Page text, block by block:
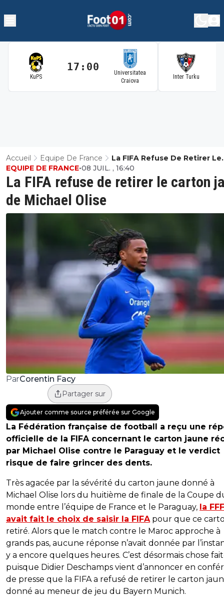
KuPS
17:00
Universitatea
Craiova
Inter Turku
Accueil Equipe De France
La FIFA Refuse De Retirer Le
Carton Jaune De Michael
La FIFA refuse de retirer le carton
de Michael Olise
EQUIPE DE FRANCE•08 JUIL. , 16:40
ParCorentin Facy
Partager sur
Ajouter comme source préférée sur Google
La Fédération française de football a reçu une
officielle de la FIFA concernant le carton jaune
par Michael Olise contre le Paraguay et le verdict
risque de faire grincer des dents.
Très agacée par la sévérité du carton jaune donné à
Michael Olise lors du huitième de finale de la Coupe
monde entre l’équipe de France et le Paraguay, la FFF
avait fait le choix de saisir la FIFApour que ce
retiré. Alors que le match contre le Maroc approche à
grands pas, aucune réponse n’avait donnée par
y a encore quelques heures. C’est désormais chose
puisque Didier Deschamps vient d’annoncer en
de presse que la FIFA a refusé de retirer le carton
donné au meneur de jeu du Bayern Munich.